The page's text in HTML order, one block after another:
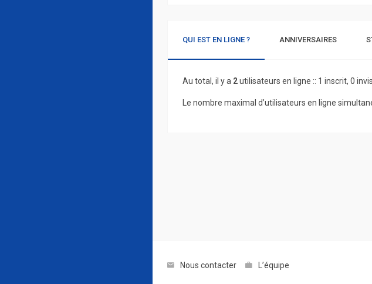
QUI EST EN LIGNE ? ANNIVERSAIRES
Au total, il y a 2utilisateurs en ligne :: 1 inscrit, 0
Le nombre maximal d’utilisateurs en ligne
Nous contacter L’équipe